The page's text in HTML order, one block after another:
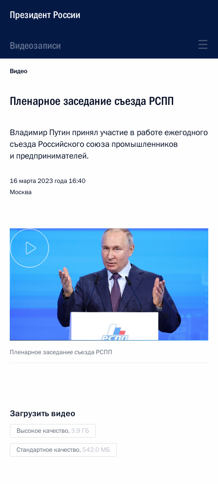
Президент России
Видеозаписи
Видео
Пленарное заседание съезда РСПП
Владимир Путин принял участие в работе ежегодного
съезда Российского союза промышленников
и предпринимателей.
16 марта 2023 года 16:40
Москва
Пленарное заседание съезда РСПП
Загрузить видео
Высокое качество, 3.9 ГБ
Стандартное качество, 542.0 МБ